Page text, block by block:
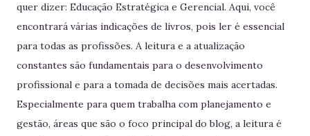
quer dizer: Educação Estratégica e Gerencial. Aqui, você
encontrará várias indicações de livros, pois ler é essencial
para todas as profissões. A leitura e a atualização
constantes são fundamentais para o desenvolvimento
profissional e para a tomada de decisões mais acertadas.
Especialmente para quem trabalha com planejamento e
gestão, áreas que são o foco principal do blog, a leitura é